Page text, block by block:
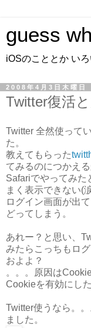
guess
iOSのこととか いろ
2008年4月3日木曜日
Twitter復活
Twitter 全然使って
た。
教えてもらった
てみるのにつかえる
Safariでやってみた
まく表示できない(
ログイン画面が出
どってしまう。
あれー？と思い、
みたらこっちもログ
およよ？
。。。原因は
Cookieを有効にし
Twitter使うなら。
ました。